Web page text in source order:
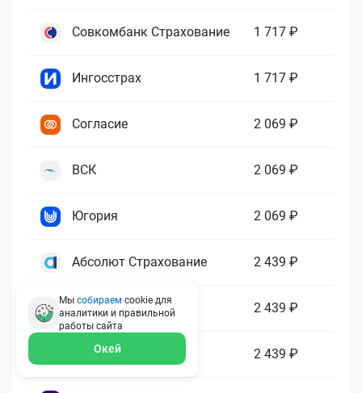
Совкомбанк Страхование 1 717 ₽
Ингосстрах 1 717 ₽
Согласие 2 069 ₽
ВСК 2 069 ₽
Югория 2 069 ₽
Абсолют Страхование 2 439 ₽
ПАРИ 2 439 ₽
Гелиос 2 439 ₽
Мы собираем cookie для
аналитики и правильной
работы сайта
Окей